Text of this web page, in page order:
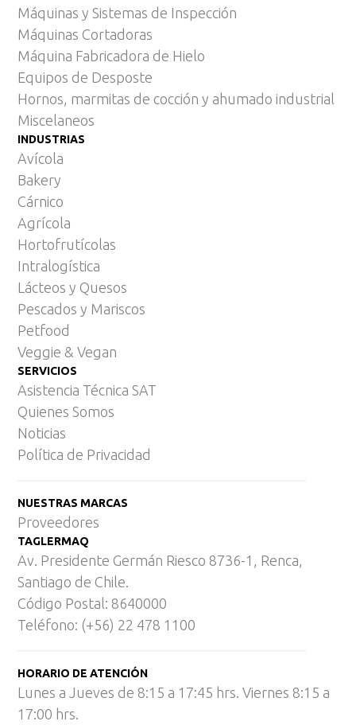
Máquinas y Sistemas de Inspección
Máquinas Cortadoras
Máquina Fabricadora de Hielo
Equipos de Desposte
Hornos, marmitas de cocción y ahumado industrial
Miscelaneos
INDUSTRIAS
Avícola
Bakery
Cárnico
Agrícola
Hortofrutícolas
Intralogística
Lácteos y Quesos
Pescados y Mariscos
Petfood
Veggie & Vegan
SERVICIOS
Asistencia Técnica SAT
Quienes Somos
Noticias
Política de Privacidad
NUESTRAS MARCAS
Proveedores
TAGLERMAQ
Av. Presidente Germán Riesco 8736-1, Renca,
Santiago de Chile.
Código Postal: 8640000
Teléfono: (+56) 22 478 1100
HORARIO DE ATENCIÓN
Lunes a Jueves de 8:15 a 17:45 hrs. Viernes 8:15 a
17:00 hrs.